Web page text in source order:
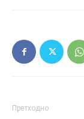
Претходно